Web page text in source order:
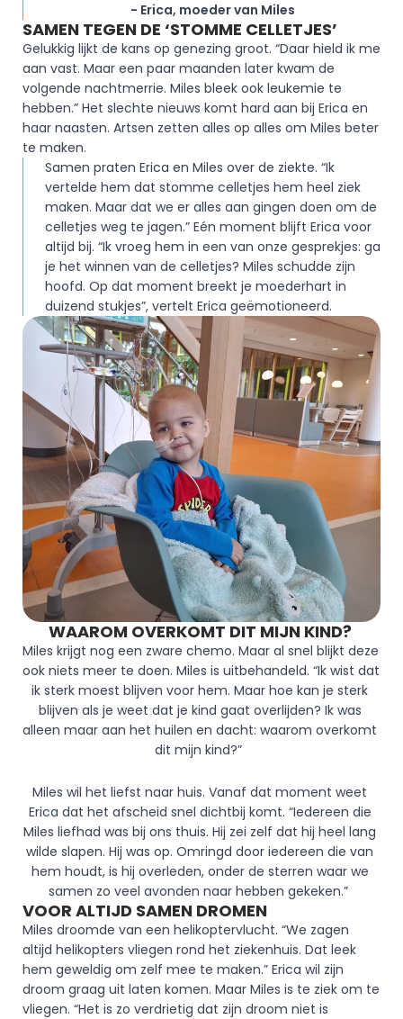
- Erica, moeder van Miles
SAMEN TEGEN DE ‘STOMME CELLETJES’
Gelukkig lijkt de kans op genezing groot. “Daar hield ik me
aan vast. Maar een paar maanden later kwam de
volgende nachtmerrie. Miles bleek ook leukemie te
hebben.” Het slechte nieuws komt hard aan bij Erica en
haar naasten. Artsen zetten alles op alles om Miles beter
te maken.
Samen praten Erica en Miles over de ziekte. “Ik
vertelde hem dat stomme celletjes hem heel ziek
maken. Maar dat we er alles aan gingen doen om de
celletjes weg te jagen.” Eén moment blijft Erica voor
altijd bij. “Ik vroeg hem in een van onze gesprekjes: ga
je het winnen van de celletjes? Miles schudde zijn
hoofd. Op dat moment breekt je moederhart in
duizend stukjes”, vertelt Erica geëmotioneerd.
WAAROM OVERKOMT DIT MIJN KIND?
Miles krijgt nog een zware chemo. Maar al snel blijkt deze
ook niets meer te doen. Miles is uitbehandeld. “Ik wist dat
ik sterk moest blijven voor hem. Maar hoe kan je sterk
blijven als je weet dat je kind gaat overlijden? Ik was
alleen maar aan het huilen en dacht: waarom overkomt
dit mijn kind?”
Miles wil het liefst naar huis. Vanaf dat moment weet
Erica dat het afscheid snel dichtbij komt. “Iedereen die
Miles liefhad was bij ons thuis. Hij zei zelf dat hij heel lang
wilde slapen. Hij was op. Omringd door iedereen die van
hem houdt, is hij overleden, onder de sterren waar we
samen zo veel avonden naar hebben gekeken.”
VOOR ALTIJD SAMEN DROMEN
Miles droomde van een helikoptervlucht. “We zagen
altijd helikopters vliegen rond het ziekenhuis. Dat leek
hem geweldig om zelf mee te maken.” Erica wil zijn
droom graag uit laten komen. Maar Miles is te ziek om te
vliegen. “Het is zo verdrietig dat zijn droom niet is